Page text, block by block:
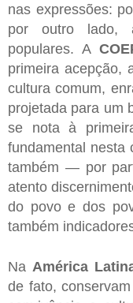
nas expressões:
por outro lado,
populares. A
primeira acepção,
cultura comum,
projetada para um
se nota à
fundamental nesta
também — por
atento
do povo e dos
também
Na América
de fato,